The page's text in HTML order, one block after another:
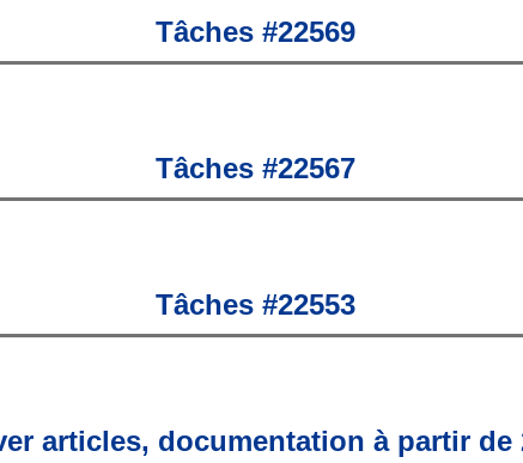
Tâches #22569
Tâches #22567
Tâches #22553
articles, documentation à partir de